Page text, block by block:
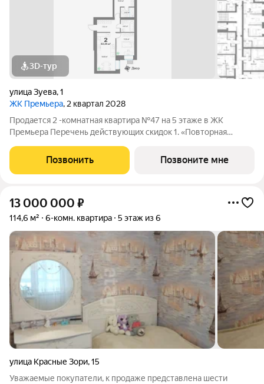
3D-тур
улица Зуева,1
ЖК Премьера, 2 квартал 2028
Продается 2 -комнатная квартира №47 на 5 этаже в ЖК
Премьера Перечень действующих скидок 1. «Повторная
2% 3. «Большой семье большая скидка» от 1% до 3% По
каждому виду скидок требуются
Позвонить Позвоните мне
13 000 000 ₽
114,6 м² 6-комн. квартира 5 этаж из 6
улица Красные Зори,15
Уважаемые покупатели, к продаже представлена шести